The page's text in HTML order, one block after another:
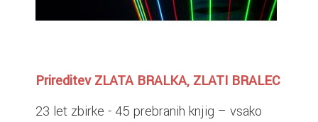
Prireditev ZLATA BRALKA, ZLATI BRALEC
23 let zbirke - 45 prebranih knjig – vsako